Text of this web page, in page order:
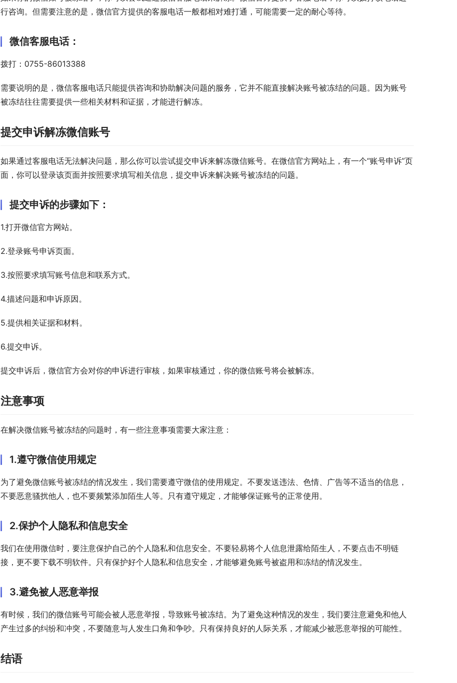
行咨询。但需要注意的是，微信官方提供的客服电话一般都相对难打通，可能需要一定的耐心等待。
微信客服电话：
拨打：0755-86013388
需要说明的是，微信客服电话只能提供咨询和协助解决问题的服务，它并不能直接解决账号被冻结的问题。因为账号
被冻结往往需要提供一些相关材料和证据，才能进行解冻。
提交申诉解冻微信账号
如果通过客服电话无法解决问题，那么你可以尝试提交申诉来解冻微信账号。在微信官方网站上，有一个“账号申诉”页
面，你可以登录该页面并按照要求填写相关信息，提交申诉来解决账号被冻结的问题。
提交申诉的步骤如下：
1.打开微信官方网站。
2.登录账号申诉页面。
3.按照要求填写账号信息和联系方式。
4.描述问题和申诉原因。
5.提供相关证据和材料。
6.提交申诉。
提交申诉后，微信官方会对你的申诉进行审核，如果审核通过，你的微信账号将会被解冻。
注意事项
在解决微信账号被冻结的问题时，有一些注意事项需要大家注意：
1.遵守微信使用规定
为了避免微信账号被冻结的情况发生，我们需要遵守微信的使用规定。不要发送违法、色情、广告等不适当的信息，
不要恶意骚扰他人，也不要频繁添加陌生人等。只有遵守规定，才能够保证账号的正常使用。
2.保护个人隐私和信息安全
我们在使用微信时，要注意保护自己的个人隐私和信息安全。不要轻易将个人信息泄露给陌生人，不要点击不明链
接，更不要下载不明软件。只有保护好个人隐私和信息安全，才能够避免账号被盗用和冻结的情况发生。
3.避免被人恶意举报
有时候，我们的微信账号可能会被人恶意举报，导致账号被冻结。为了避免这种情况的发生，我们要注意避免和他人
产生过多的纠纷和冲突，不要随意与人发生口角和争吵。只有保持良好的人际关系，才能减少被恶意举报的可能性。
结语